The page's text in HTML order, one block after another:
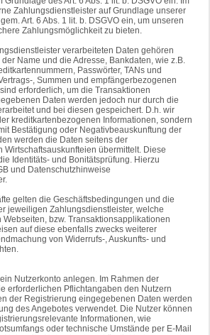
Zahlungsdienstleister auf Grundlage unserer
Art. 6 Abs. 1 lit. b. DSGVO ein, um unseren
Zahlungsmöglichkeit zu bieten.
verarbeiteten Daten gehören
Name und die Adresse, Bankdaten, wie z.B.
Passwörter, TANs und
, Summen und empfängerbezogenen
erforderlich, um die Transaktionen
Daten werden jedoch nur durch die
und bei diesen gespeichert. D.h. wir
kreditkartenbezogenen Informationen, sondern
Bestätigung oder Negativbeauskunftung der
werden die Daten seitens der
Wirtschaftsauskunfteien übermittelt. Diese
Identitäts- und Bonitätsprüfung. Hierzu
und Datenschutzhinweise
gelten die Geschäftsbedingungen und die
jeweiligen Zahlungsdienstleister, welche
bzw. Transaktionsapplikationen
auf diese ebenfalls zwecks weiterer
von Widerrufs-, Auskunfts- und
Nutzerkonto anlegen. Im Rahmen der
erforderlichen Pflichtangaben den Nutzern
der Registrierung eingegebenen Daten werden
des Angebotes verwendet. Die Nutzer können
Informationen, wie
oder technische Umstände per E-Mail